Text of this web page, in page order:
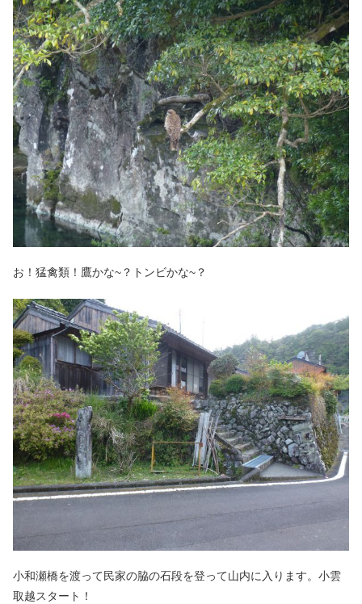
お！猛禽類！鷹かな~？トンビかな~？
小和瀬橋を渡って民家の脇の石段を登って山内に入ります。小雲
取越スタート！